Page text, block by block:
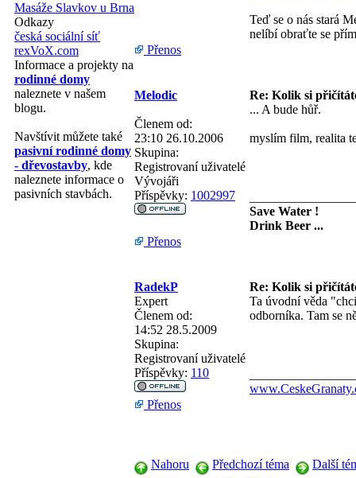
Masáže Slavkov u Brna
Odkazy
česká sociální síť
rexVoX.com
Informace a projekty na
rodinné domy
naleznete v našem
blogu.
Navštívit můžete také
pasivní rodinné domy
- dřevostavby, kde
naleznete informace o
pasivních stavbách.
Teď se o nás stará
nelíbí obraťte se
Přenos
Melodic Re: Kolik si
Členem od:
23:10 26.10.2006
Skupina:
Registrovaní uživatelé
Vývojáři
Příspěvky: 1002997
... A bude hůř.
myslím film, realita
Save Water !
Drink Beer ...
Přenos
RadekP
Re: Kolik si
Expert
Členem od:
14:52 28.5.2009
Skupina:
Registrovaní uživatelé
Příspěvky: 110
Ta úvodní věda
odborníka. Tam se
Přenos
Nahoru Předchozí téma
Další